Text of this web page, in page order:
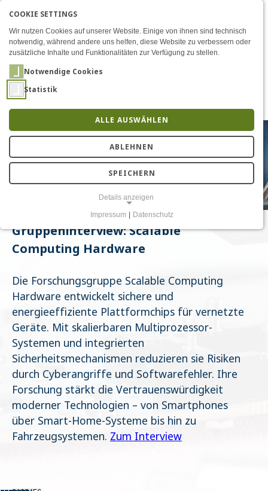
Zum Inhalt
Barkhausen Institut
ENAKTIVE SPRACHE:
DE
Gruppeninterview: Scalable
Computing Hardware
Die Forschungsgruppe Scalable Computing
Hardware entwickelt sichere und
energieeffiziente Plattformchips für vernetzte
Geräte. Mit skalierbaren Multiprozessor-
Systemen und integrierten
Sicherheitsmechanismen reduzieren sie Risiken
durch Cyberangriffe und Softwarefehler. Ihre
Forschung stärkt die Vertrauenswürdigkeit
moderner Technologien – von Smartphones
über Smart-Home-Systeme bis hin zu
Fahrzeugsystemen. Zum Interview
COOKIE SETTINGS
Wir nutzen Cookies auf unserer Website. Einige von ihnen sind technisch
notwendig, während andere uns helfen, diese Website zu verbessern oder
zusätzliche Inhalte und Funktionalitäten zur Verfügung zu stellen.
Notwendige Cookies
Statistik
ALLE AUSWÄHLEN
ABLEHNEN
SPEICHERN
Details anzeigen
NOTWENDIGE COOKIES
Notwendige Cookies ermöglichen grundlegende Funktionen und sind
Name:
cookie_consent
Zweck:
Dieser Cookie speichert die ausgewählten Einverständnis-
Optionen des Benutzers
Cookie Laufzeit:
1 Jahr
STATISTIK
Statistik Cookies erfassen Informationen anonym. Diese Informationen
helfen uns zu verstehen, wie unsere Besucher unsere Website nutzen.
Es werden keine Daten an Drittanbieter übermittelt.
Impressum | Datenschutz